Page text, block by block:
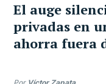
El auge
privadas en
ahorra fuera